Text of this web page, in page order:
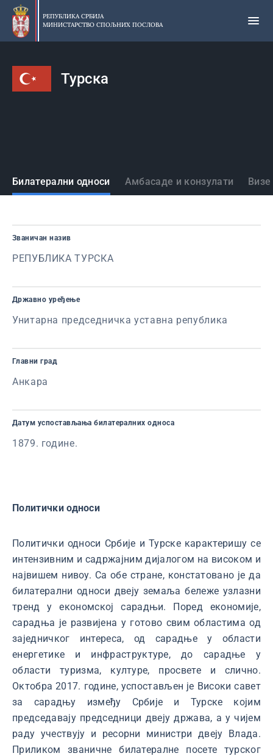
Прескочи
главни
део
РЕПУБЛИКА СРБИЈА
МИНИСТАРСТВО СПОЉНИХ ПОСЛОВА
Турска
Државе
Билатерални односи Амбасаде и конзулати
Званичан назив
РЕПУБЛИКА ТУРСКА
Државно уређење
Унитарна председничка уставна република
Главни град
Анкара
Датум успостављања билатералних односа
1879. године.
Политички односи
Политички односи Србије и Турске карактеришу се
интензивним и садржајним дијалогом на високом и
највишем нивоу. Са обе стране, констатовано је да
билатерални односи двеју земаља бележе узлазни
тренд у економској сарадњи. Поред економије,
сарадња је развијена у готово свим областима од
заједничког интереса, од сарадње у области
енергетике и инфраструктуре, до сарадње у
области туризма, културе, просвете и слично.
Октобра 2017. године, успостављен је Високи савет
за сарадњу између Србије и Турске којим
председавају председници двеју држава, а у чијем
раду учествују и ресорни министри двеју Влада.
Приликом званичне билатералне посете турског